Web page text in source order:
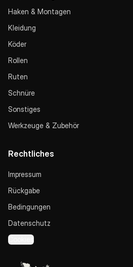
Haken & Montagen
Kleidung
Köder
Rollen
Ruten
Schnüre
Sonstiges
Werkzeuge & Zubehör
Rechtliches
Impressum
Rückgabe
Bedingungen
Datenschutz
Cookies